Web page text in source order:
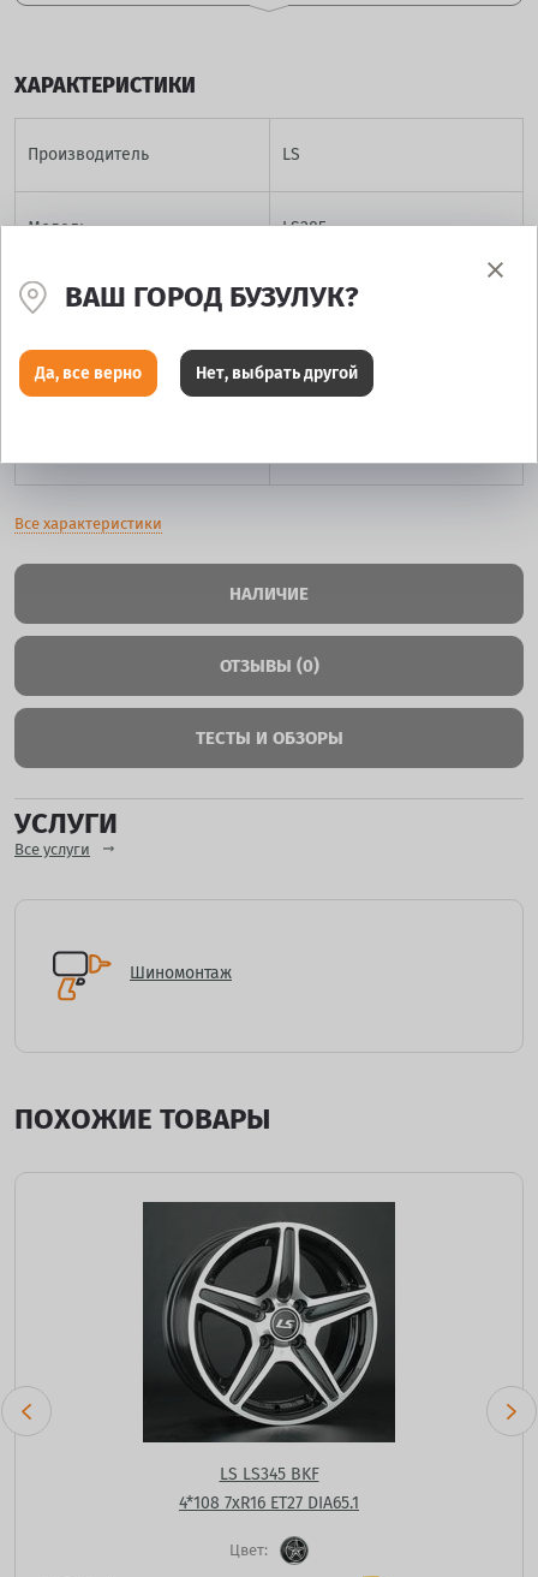
ХАРАКТЕРИСТИКИ
Производитель LS
Модель LS285
Диаметр 16
Ширина 7
Все характеристики
НАЛИЧИЕ
ОТЗЫВЫ (0)
ТЕСТЫ И ОБЗОРЫ
УСЛУГИ
Все услуги
Шиномонтаж
ПОХОЖИЕ ТОВАРЫ
LS LS345 BKF
4*108 7xR16 ET27 DIA65.1
Цвет:
ВАШ ГОРОД БУЗУЛУК?
Да, все верно Нет, выбрать другой